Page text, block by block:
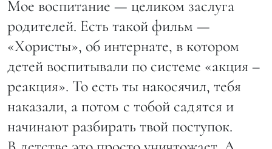
Мое воспитание — целиком заслуга
родителей. Есть такой фильм —
«Хористы», об интернате, в котором
детей воспитывали по системе «акция –
реакция». То есть ты накосячил, тебя
наказали, а потом с тобой садятся и
начинают разбирать твой поступок.